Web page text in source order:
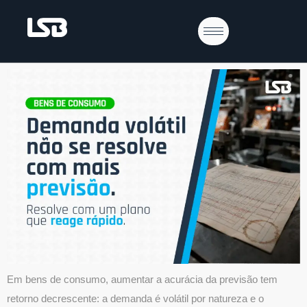
Demanda volátil não se resolve com mais
previsão. Resolve com um plano que
Em bens de consumo, aumentar a acurácia da previsão tem
retorno decrescente: a demanda é volátil por natureza e o